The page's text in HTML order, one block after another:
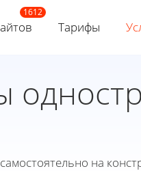
Тарифы
самостоятельно на